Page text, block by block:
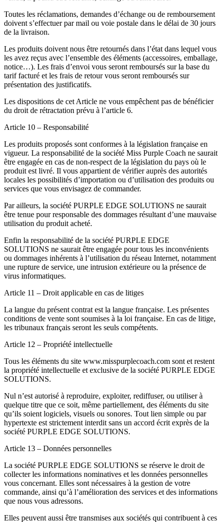
Toutes les réclamations, demandes d’échange ou de remboursement
doivent s’effectuer par mail ou voie postale dans le délai de 30 jours
de la livraison.
Les produits doivent nous être retournés dans l’état dans lequel vous
les avez reçus avec l’ensemble des éléments (accessoires, emballage,
notice…). Les frais d’envoi vous seront remboursés sur la base du
tarif facturé et les frais de retour vous seront remboursés sur
présentation des justificatifs.
Les dispositions de cet Article ne vous empêchent pas de bénéficier
du droit de rétractation prévu à l’article 6.
Article 10 – Responsabilité
Les produits proposés sont conformes à la législation française en
vigueur. La responsabilité de la société Miss Purple Coach ne saurait
être engagée en cas de non-respect de la législation du pays où le
produit est livré. Il vous appartient de vérifier auprès des autorités
locales les possibilités d’importation ou d’utilisation des produits ou
services que vous envisagez de commander.
Par ailleurs, la société PURPLE EDGE SOLUTIONS ne saurait
être tenue pour responsable des dommages résultant d’une mauvaise
utilisation du produit acheté.
Enfin la responsabilité de la société PURPLE EDGE
SOLUTIONS ne saurait être engagée pour tous les inconvénients
ou dommages inhérents à l’utilisation du réseau Internet, notamment
une rupture de service, une intrusion extérieure ou la présence de
virus informatiques.
Article 11 – Droit applicable en cas de litiges
La langue du présent contrat est la langue française. Les présentes
conditions de vente sont soumises à la loi française. En cas de litige,
les tribunaux français seront les seuls compétents.
Article 12 – Propriété intellectuelle
Tous les éléments du site www.misspurplecoach.com sont et restent
la propriété intellectuelle et exclusive de la société PURPLE EDGE
SOLUTIONS.
Nul n’est autorisé à reproduire, exploiter, rediffuser, ou utiliser à
quelque titre que ce soit, même partiellement, des éléments du site
qu’ils soient logiciels, visuels ou sonores. Tout lien simple ou par
hypertexte est strictement interdit sans un accord écrit exprès de la
société PURPLE EDGE SOLUTIONS.
Article 13 – Données personnelles
La société PURPLE EDGE SOLUTIONS se réserve le droit de
collecter les informations nominatives et les données personnelles
vous concernant. Elles sont nécessaires à la gestion de votre
commande, ainsi qu’à l’amélioration des services et des informations
que nous vous adressons.
Elles peuvent aussi être transmises aux sociétés qui contribuent à ces